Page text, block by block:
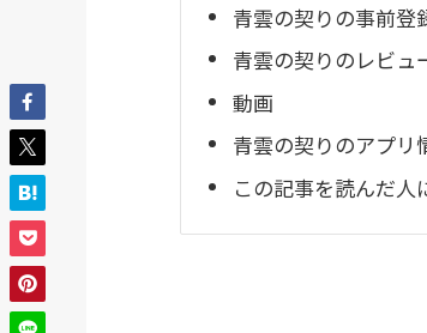
青雲の契りの事前登
青雲の契りのレビュ
動画
青雲の契りのアプリ
この記事を読んだ人